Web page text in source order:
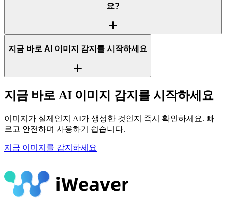
요?
지금 바로 AI 이미지 감지를 시작하세요
지금 바로 AI 이미지 감지를 시작하세요
이미지가 실제인지 AI가 생성한 것인지 즉시 확인하세요. 빠
르고 안전하며 사용하기 쉽습니다.
지금 이미지를 감지하세요